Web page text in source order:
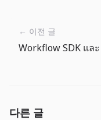
← 이전 글
다른 글